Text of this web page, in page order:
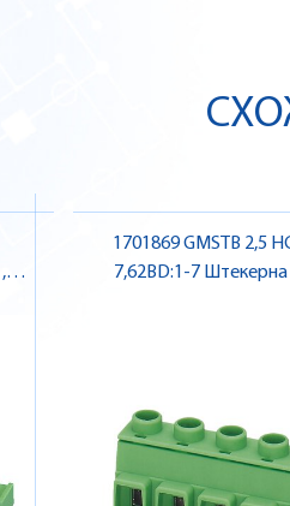
1701869 GMSTB 2,5
7,62BD:1-7 Штекерна